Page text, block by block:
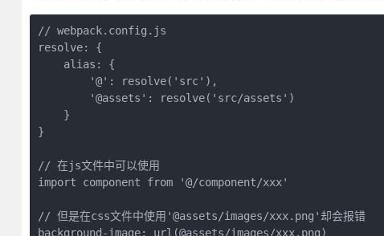
// webpack.config.js
resolve: {
    alias: {
        '@': resolve('src'),
        '@assets': resolve('src/assets')
    }
}
// 在js文件中可以使用
import component from '@/component/xxx'
// 但是在css文件中使用'@assets/images/xxx.png'却会报错